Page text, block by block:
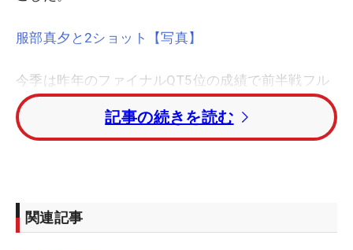
服部真夕と2ショット【写真】
今季は昨年のファイナルQT5位の成績で前半戦フル
参戦。最高成績は「ニチレイレディス」の7位タ
イ。635万円あまりを稼ぎ、7月以降の職場を確保し
た。
「muta MARINE GOLF」というブランド。元は大人
の海をイメージして立ち上がったラインとあって、
記事の続きを読む
関連記事